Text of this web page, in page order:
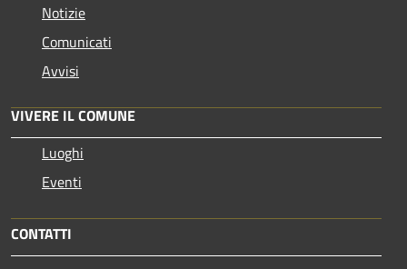
Notizie
Comunicati
Avvisi
VIVERE IL COMUNE
Luoghi
Eventi
CONTATTI